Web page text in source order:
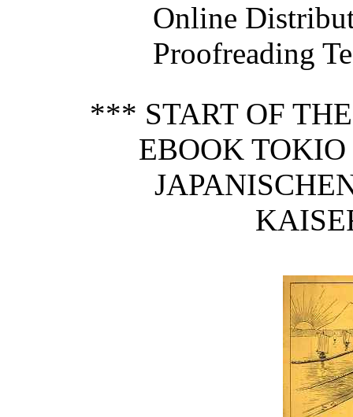
Online
Proofreading
*** START OF
EBOOK